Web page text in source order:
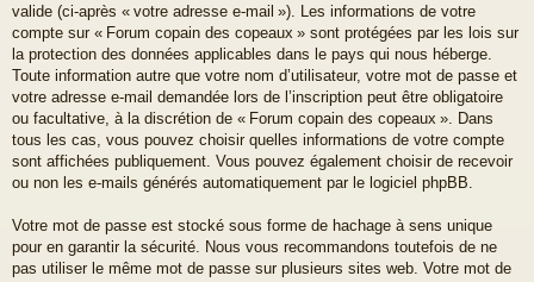
valide (ci-après « votre adresse e-mail »). Les informations de votre
compte sur « Forum copain des copeaux » sont protégées par les lois sur
la protection des données applicables dans le pays qui nous héberge.
Toute information autre que votre nom d’utilisateur, votre mot de passe et
votre adresse e-mail demandée lors de l’inscription peut être obligatoire
ou facultative, à la discrétion de « Forum copain des copeaux ». Dans
tous les cas, vous pouvez choisir quelles informations de votre compte
sont affichées publiquement. Vous pouvez également choisir de recevoir
ou non les e-mails générés automatiquement par le logiciel phpBB.
Votre mot de passe est stocké sous forme de hachage à sens unique
pour en garantir la sécurité. Nous vous recommandons toutefois de ne
pas utiliser le même mot de passe sur plusieurs sites web. Votre mot de